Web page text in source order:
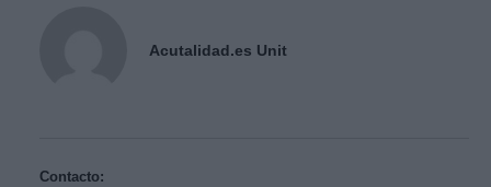
Acutalidad.es Unit
Contacto: